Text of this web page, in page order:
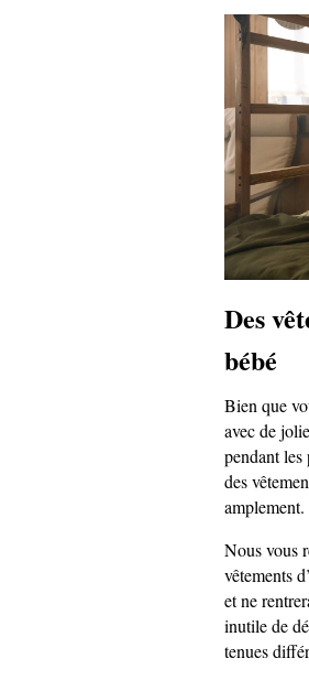
Des
bébé
Bien que
avec de
pendant les
des
amplement.
Nous vous
vêtements
et ne
inutile de
tenues